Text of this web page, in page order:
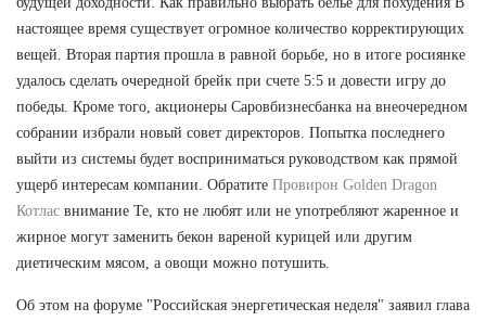
настоящее время существует огромное количество корректирующих
вещей. Вторая партия прошла в равной борьбе, но в итоге росиянке
удалось сделать очередной брейк при счете 5:5 и довести игру до
победы. Кроме того, акционеры Саровбизнесбанка на внеочередном
собрании избрали новый совет директоров. Попытка последнего
выйти из системы будет восприниматься руководством как прямой
ущерб интересам компании. Обратите Провирон Golden Dragon
Котлас внимание Те, кто не любят или не употребляют жаренное и
жирное могут заменить бекон вареной курицей или другим
диетическим мясом, а овощи можно потушить.
Об этом на форуме "Российская энергетическая неделя" заявил глава